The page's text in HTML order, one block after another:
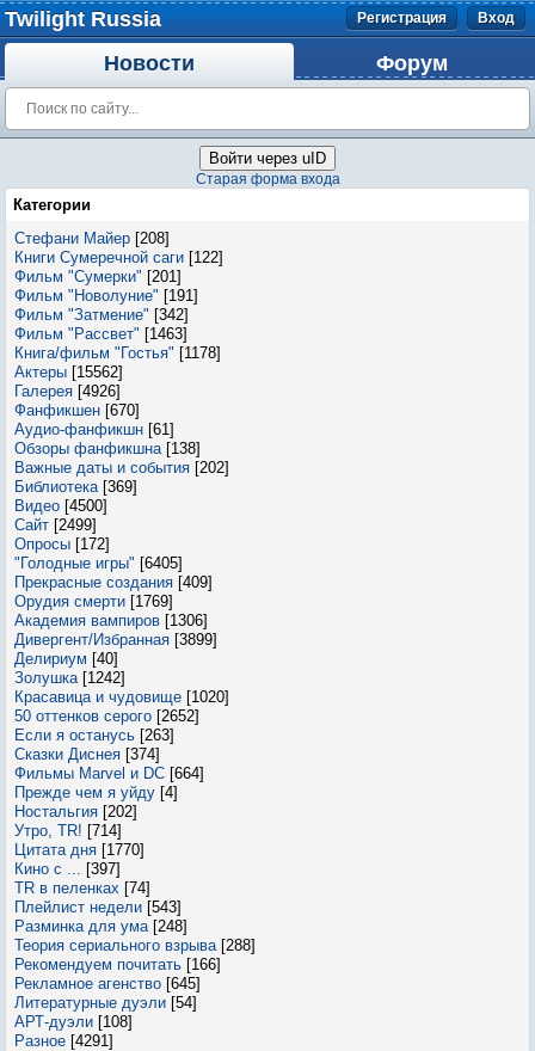
Twilight Russia Регистрация Вход
Новости Форум
Войти через uID
Старая форма входа
Категории
Стефани Майер [208]
Книги Сумеречной саги [122]
Фильм "Сумерки" [201]
Фильм "Новолуние" [191]
Фильм "Затмение" [342]
Фильм "Рассвет" [1463]
Книга/фильм "Гостья" [1178]
Актеры [15562]
Галерея [4926]
Фанфикшен [670]
Аудио-фанфикшн [61]
Обзоры фанфикшна [138]
Важные даты и события [202]
Библиотека [369]
Видео [4500]
Сайт [2499]
Опросы [172]
"Голодные игры" [6405]
Прекрасные создания [409]
Орудия смерти [1769]
Академия вампиров [1306]
Дивергент/Избранная [3899]
Делириум [40]
Золушка [1242]
Красавица и чудовище [1020]
50 оттенков серого [2652]
Если я останусь [263]
Сказки Диснея [374]
Фильмы Marvel и DC [664]
Прежде чем я уйду [4]
Ностальгия [202]
Утро, TR! [714]
Цитата дня [1770]
Кино с ... [397]
TR в пеленках [74]
Плейлист недели [543]
Разминка для ума [248]
Теория сериального взрыва [288]
Рекомендуем почитать [166]
Рекламное агенство [645]
Литературные дуэли [54]
АРТ-дуэли [108]
Разное [4291]